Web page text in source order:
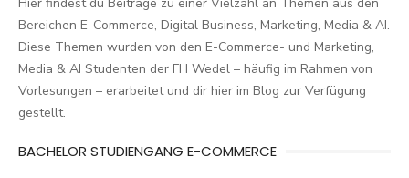
Bereichen E-Commerce, Digital Business, Marketing, Media & AI.
Diese Themen wurden von den E-Commerce- und Marketing,
Media & AI Studenten der FH Wedel – häufig im Rahmen von
Vorlesungen – erarbeitet und dir hier im Blog zur Verfügung
gestellt.
BACHELOR STUDIENGANG E-COMMERCE